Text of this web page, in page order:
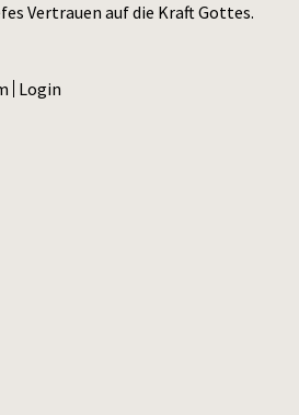
Vertrauen auf die Kraft Gottes.
Login